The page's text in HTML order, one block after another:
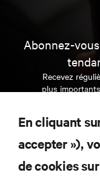
Abonnez-
Recevez
plus
et des
En cliquant
accepter »),
de cookies